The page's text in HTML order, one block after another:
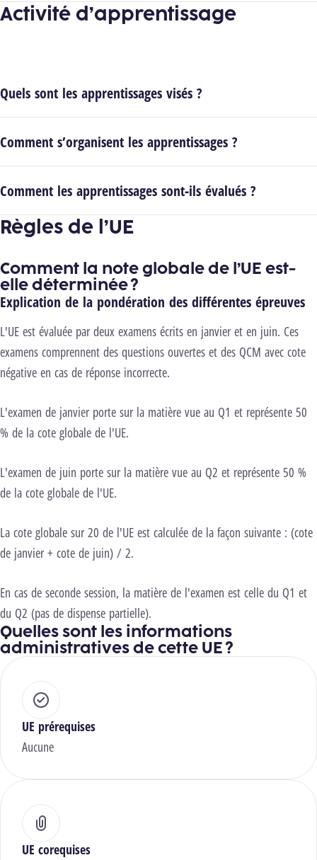
Activité d’apprentissage
Quels sont les apprentissages visés ?
Comment s’organisent les apprentissages ?
Comment les apprentissages sont-ils évalués ?
Règles de l’UE
Comment la note globale de l’UE est-
elle déterminée ?
Explication de la pondération des différentes épreuves
L'UE est évaluée par deux examens écrits en janvier et en juin. Ces
examens comprennent des questions ouvertes et des QCM avec cote
négative en cas de réponse incorrecte.
L'examen de janvier porte sur la matière vue au Q1 et représente 50
% de la cote globale de l'UE.
L'examen de juin porte sur la matière vue au Q2 et représente 50 %
de la cote globale de l'UE.
La cote globale sur 20 de l'UE est calculée de la façon suivante : (cote
de janvier + cote de juin) / 2.
En cas de seconde session, la matière de l'examen est celle du Q1 et
du Q2 (pas de dispense partielle).
Quelles sont les informations
administratives de cette UE ?
UE prérequises
Aucune
UE corequises